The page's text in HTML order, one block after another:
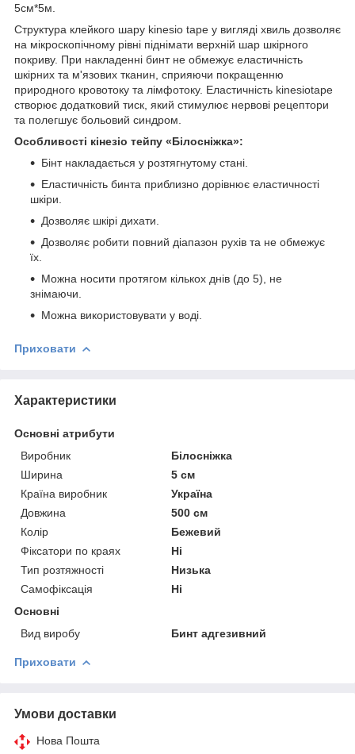
5см*5м.
Структура клейкого шару kinesio tape у вигляді хвиль дозволяє
на мікроскопічному рівні піднімати верхній шар шкірного
покриву. При накладенні бинт не обмежує еластичність
шкірних та м'язових тканин, сприяючи покращенню
природного кровотоку та лімфотоку. Еластичність kinesiotape
створює додатковий тиск, який стимулює нервові рецептори
та полегшує больовий синдром.
Особливості кінезіо тейпу «Білосніжка»:
Бінт накладається у розтягнутому стані.
Еластичність бинта приблизно дорівнює еластичності
шкіри.
Дозволяє шкірі дихати.
Дозволяє робити повний діапазон рухів та не обмежує
їх.
Можна носити протягом кількох днів (до 5), не
знімаючи.
Можна використовувати у воді.
Приховати
Характеристики
Основні атрибути
Виробник
Білосніжка
Ширина
5 см
Країна виробник
Україна
Довжина
500 см
Колір
Бежевий
Фіксатори по краях
Ні
Тип розтяжності
Низька
Самофіксація
Ні
Основні
Вид виробу
Бинт адгезивний
Приховати
Умови доставки
Нова Пошта